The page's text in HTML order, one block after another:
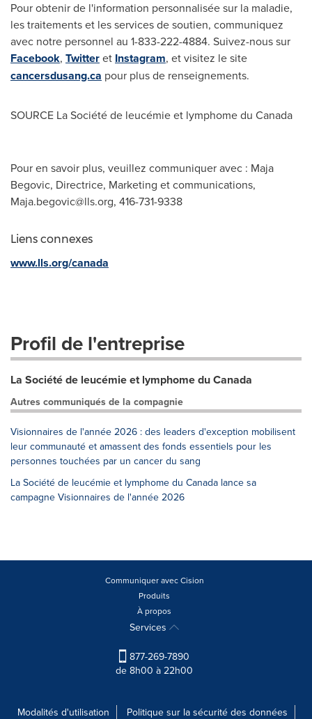
Pour obtenir de l'information personnalisée sur la maladie,
les traitements et les services de soutien, communiquez
avec notre personnel au 1-833-222-4884. Suivez-nous sur
Facebook, Twitteret Instagram, et visitez le site
cancersdusang.ca pour plus de renseignements.
SOURCE La Société de leucémie et lymphome du Canada
Pour en savoir plus, veuillez communiquer avec : Maja
Begovic, Directrice, Marketing et communications,
Maja.begovic@lls.org, 416-731-9338
Liens connexes
www.lls.org/canada
Profil de l'entreprise
La Société de leucémie et lymphome du Canada
Autres communiqués de la compagnie
Visionnaires de l'année 2026 : des leaders d'exception mobilisent
leur communauté et amassent des fonds essentiels pour les
personnes touchées par un cancer du sang
La Société de leucémie et lymphome du Canada lance sa
campagne Visionnaires de l'année 2026
Communiquer avec Cision
Produits
À propos
Services
877-269-7890
de 8h00 à 22h00
Modalités d'utilisation Politique sur la sécurité des données